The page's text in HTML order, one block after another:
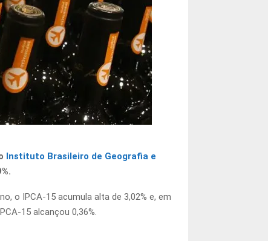
Instituto Brasileiro de Geografia e
o IPCA-15 acumula alta de 3,02% e, em
15 alcançou 0,36%.